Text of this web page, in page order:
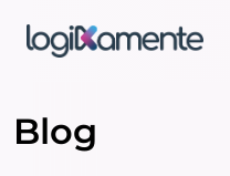
Blog